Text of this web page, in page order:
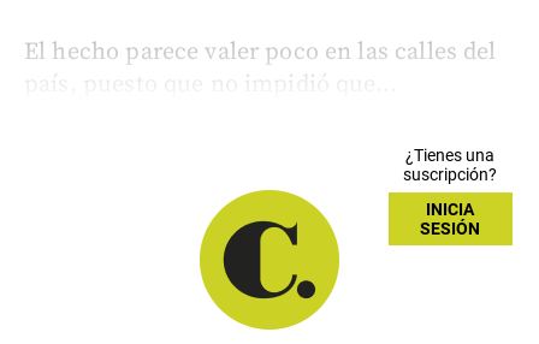
El hecho parece valer poco en las calles del
país, puesto que no impidió que...
¿Tienes una
suscripción?
INICIA
SESIÓN